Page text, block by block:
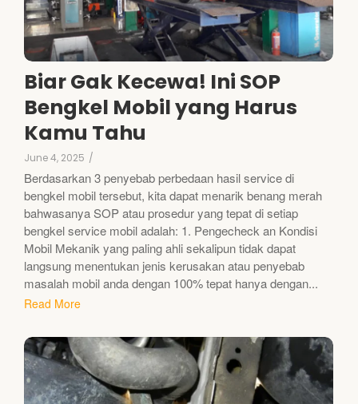
Biar Gak Kecewa! Ini SOP
Bengkel Mobil yang Harus
Kamu Tahu
June 4, 2025 /
Berdasarkan 3 penyebab perbedaan hasil service di
bengkel mobil tersebut, kita dapat menarik benang merah
bahwasanya SOP atau prosedur yang tepat di setiap
bengkel service mobil adalah: 1. Pengecheck an Kondisi
Mobil Mekanik yang paling ahli sekalipun tidak dapat
langsung menentukan jenis kerusakan atau penyebab
masalah mobil anda dengan 100% tepat hanya dengan...
Read More